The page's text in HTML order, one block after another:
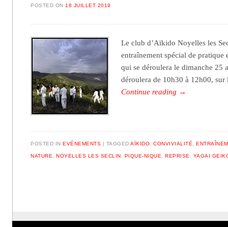
POSTED ON 18 JUILLET 2019
Le club d’Aïkido Noyelles les
entraînement spécial de
qui se déroulera le dimanche
déroulera de 10h30 à 12h00,
Continue reading →
POSTED IN EVÉNEMENTS TAGGEDAÏKIDO,CONVIVIALITÉ,
NATURE, NOYELLES LES SECLIN , PIQUE-NIQUE, REPRISE, YAGAI